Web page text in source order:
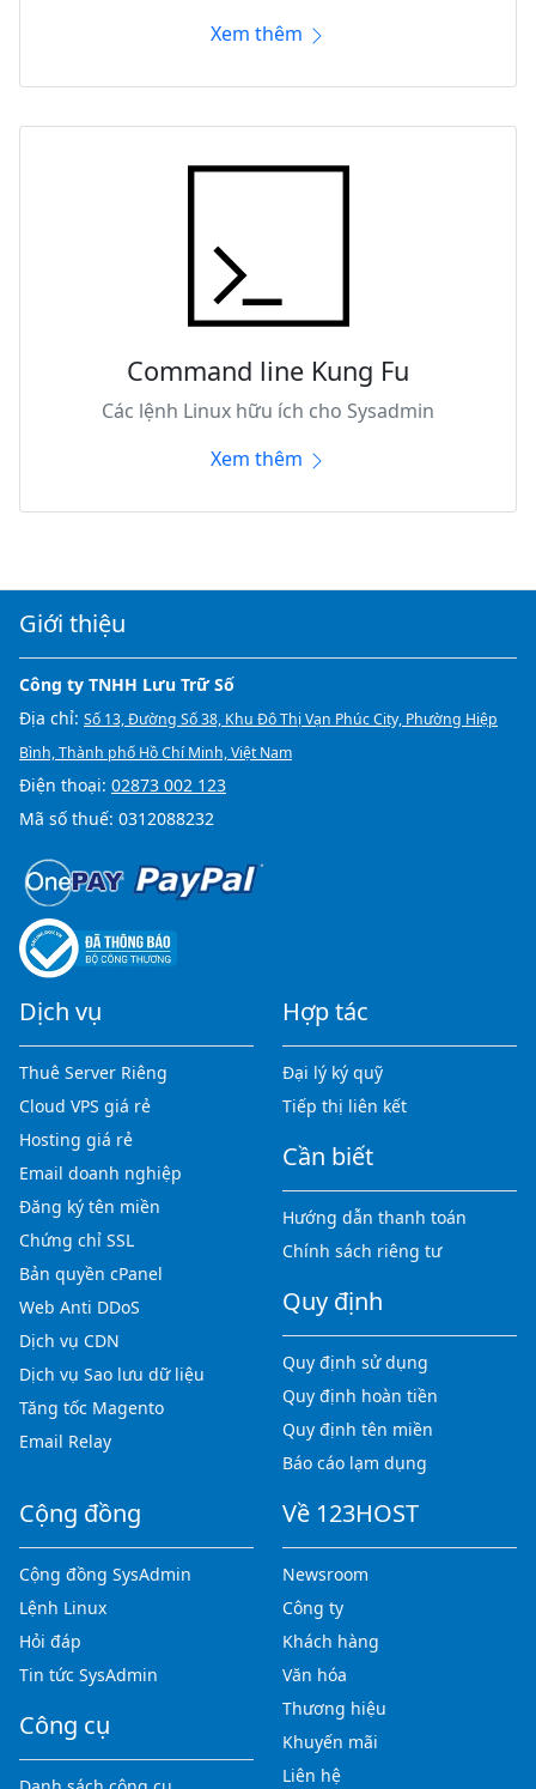
Xem thêm
Command line Kung Fu
Các lệnh Linux hữu ích cho Sysadmin
Xem thêm
Giới thiệu
Công ty TNHH Lưu Trữ Số
Địa chỉ: Số 13, Đường Số 38, Khu Đô Thị Vạn Phúc City, Phường Hiệp
Bình, Thành phố Hồ Chí Minh, Việt Nam
Điện thoại: 02873 002 123
Mã số thuế: 0312088232
Dịch vụ
Thuê Server Riêng
Cloud VPS giá rẻ
Hosting giá rẻ
Email doanh nghiệp
Đăng ký tên miền
Chứng chỉ SSL
Bản quyền cPanel
Web Anti DDoS
Dịch vụ CDN
Dịch vụ Sao lưu dữ liệu
Tăng tốc Magento
Email Relay
Hợp tác
Đại lý ký quỹ
Tiếp thị liên kết
Cần biết
Hướng dẫn thanh toán
Chính sách riêng tư
Quy định
Quy định sử dụng
Quy định hoàn tiền
Quy định tên miền
Báo cáo lạm dụng
Cộng đồng
Cộng đồng SysAdmin
Lệnh Linux
Hỏi đáp
Tin tức SysAdmin
Công cụ
Về 123HOST
Newsroom
Công ty
Khách hàng
Văn hóa
Thương hiệu
Khuyến mãi
Liên hệ